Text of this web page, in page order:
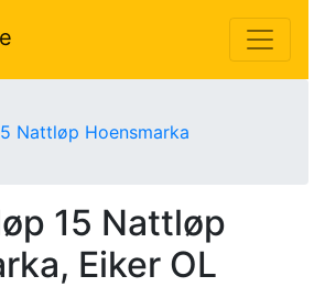
Nattløp Hoensmarka
15 Nattløp
Eiker OL